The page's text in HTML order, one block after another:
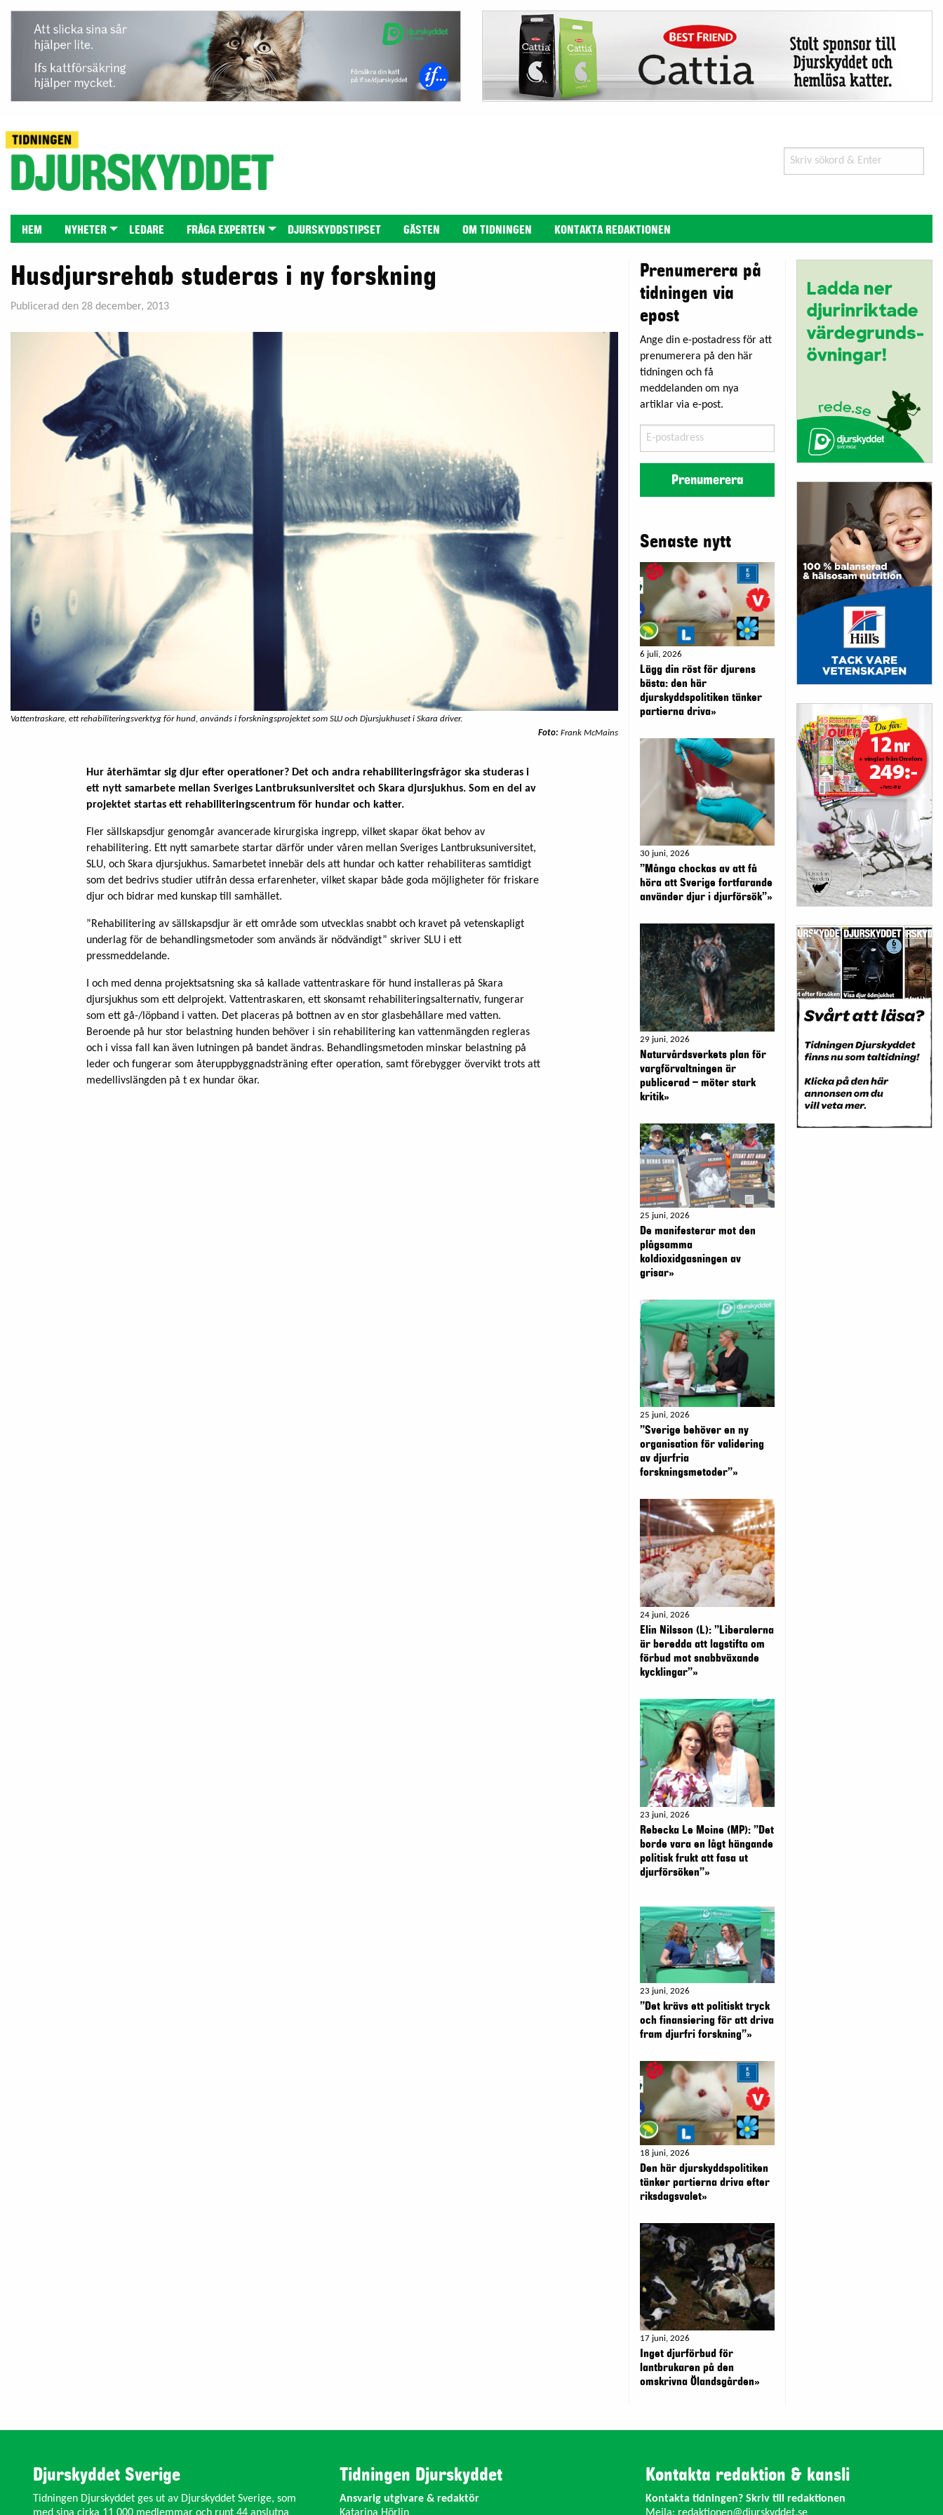
Search
for:
HEM NYHETER LEDARE FRÅGA EXPERTEN DJURSKYDDSTIPSET GÄSTEN OM TIDNINGEN KONTAKTA REDAKTIONEN
Husdjursrehab studeras i ny forskning
Publicerad den 28 december, 2013
Vattentraskare, ett rehabiliteringsverktyg för hund, används i forskningsprojektet som SLU och Djursjukhuset i Skara driver.
Foto: Frank McMains
Hur återhämtar sig djur efter operationer? Det och andra rehabiliteringsfrågor ska studeras i
ett nytt samarbete mellan Sveriges Lantbruksuniversitet och Skara djursjukhus. Som en del av
projektet startas ett rehabiliteringscentrum för hundar och katter.
Fler sällskapsdjur genomgår avancerade kirurgiska ingrepp, vilket skapar ökat behov av
rehabilitering. Ett nytt samarbete startar därför under våren mellan Sveriges Lantbruksuniversitet,
SLU, och Skara djursjukhus. Samarbetet innebär dels att hundar och katter rehabiliteras samtidigt
som det bedrivs studier utifrån dessa erfarenheter, vilket skapar både goda möjligheter för friskare
djur och bidrar med kunskap till samhället.
”Rehabilitering av sällskapsdjur är ett område som utvecklas snabbt och kravet på vetenskapligt
underlag för de behandlingsmetoder som används är nödvändigt” skriver SLU i ett
pressmeddelande.
I och med denna projektsatsning ska så kallade vattentraskare för hund installeras på Skara
djursjukhus som ett delprojekt. Vattentraskaren, ett skonsamt rehabiliteringsalternativ, fungerar
som ett gå-/löpband i vatten. Det placeras på bottnen av en stor glasbehållare med vatten.
Beroende på hur stor belastning hunden behöver i sin rehabilitering kan vattenmängden regleras
och i vissa fall kan även lutningen på bandet ändras. Behandlingsmetoden minskar belastning på
leder och fungerar som återuppbyggnadsträning efter operation, samt förebygger övervikt trots att
medellivslängden på t ex hundar ökar.
Prenumerera på
tidningen via
epost
Ange din e-postadress för att
prenumerera på den här
tidningen och få
meddelanden om nya
artiklar via e-post.
postadress
Prenumerera
Senaste nytt
6 juli, 2026
Lägg din röst för djurens
bästa: den här
djurskyddspolitiken tänker
partierna driva»
30 juni, 2026
”Många chockas av att få
höra att Sverige fortfarande
använder djur i djurförsök”»
29 juni, 2026
Naturvårdsverkets plan för
vargförvaltningen är
publicerad – möter stark
kritik»
25 juni, 2026
De manifesterar mot den
plågsamma
koldioxidgasningen av
grisar»
25 juni, 2026
”Sverige behöver en ny
organisation för validering
av djurfria
forskningsmetoder”»
24 juni, 2026
Elin Nilsson (L): ”Liberalerna
är beredda att lagstifta om
förbud mot snabbväxande
kycklingar”»
23 juni, 2026
Rebecka Le Moine (MP): ”Det
borde vara en lågt hängande
politisk frukt att fasa ut
djurförsöken”»
23 juni, 2026
”Det krävs ett politiskt tryck
och finansiering för att driva
fram djurfri forskning”»
18 juni, 2026
Den här djurskyddspolitiken
tänker partierna driva efter
riksdagsvalet»
17 juni, 2026
Inget djurförbud för
lantbrukaren på den
omskrivna Ölandsgården»
Djurskyddet Sverige
Tidningen Djurskyddet ges ut av Djurskyddet Sverige, som
Tidningen Djurskyddet
Ansvarig utgivare & redaktör
Kontakta redaktion & kansli
Kontakta tidningen? Skriv till redaktionen